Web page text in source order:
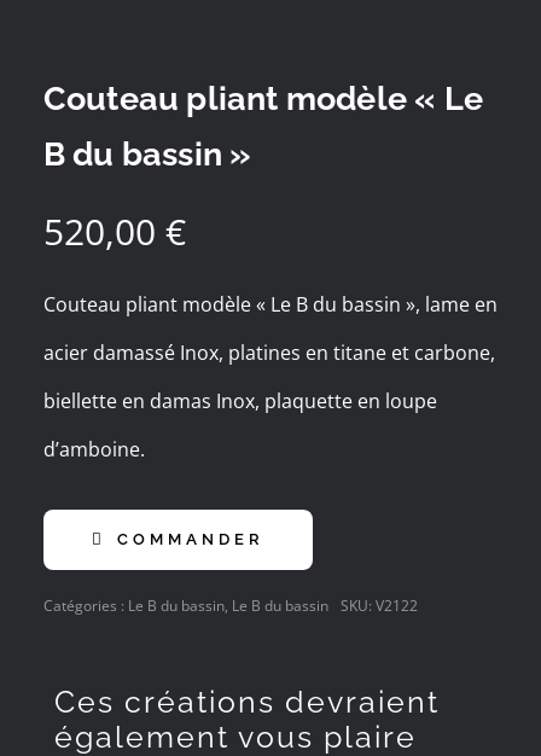
Couteau pliant modèle « Le
B du bassin »
520,00 €
Couteau pliant modèle « Le B du bassin », lame en
acier damassé Inox, platines en titane et carbone,
biellette en damas Inox, plaquette en loupe
d’amboine.
COMMANDER
Catégories : Le B du bassin, Le B du bassin SKU: V2122
Ces créations devraient
également vous plaire